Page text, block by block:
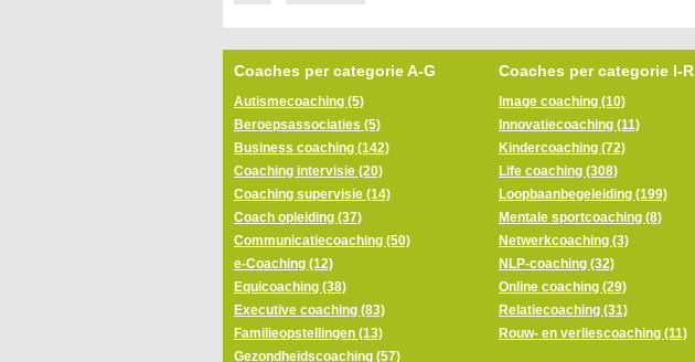
Coaches per categorie A-G
Autismecoaching (5)
Beroepsassociaties (5)
Business coaching (142)
Coaching intervisie (20)
Coaching supervisie (14)
Coach opleiding (37)
Communicatiecoaching (50)
e-Coaching (12)
Equicoaching (38)
Executive coaching (83)
Familieopstellingen (13)
Gezondheidscoaching (57)
Coaches per categorie I-R
Image coaching (10)
Innovatiecoaching (11)
Kindercoaching (72)
Life coaching (308)
Loopbaanbegeleiding (199)
Mentale sportcoaching (8)
Netwerkcoaching (3)
NLP-coaching (32)
Online coaching (29)
Relatiecoaching (31)
Rouw- en verliescoaching (11)